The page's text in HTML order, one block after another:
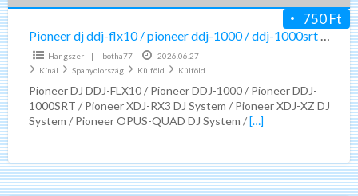
/
ddj-
1000srt
/
pioneer
xdj-
rx3
750 Ft
Pioneer dj ddj-flx10 / pioneer ddj-1000 / ddj-1000srt / pioneer xdj-rx3
Hangszer | botha77
2026.06.27
Kínál
Spanyolország Külföld Külföld
Pioneer DJ DDJ-FLX10 / Pioneer DDJ-1000 / Pioneer DDJ-
1000SRT / Pioneer XDJ-RX3 DJ System / Pioneer XDJ-XZ DJ
System / Pioneer OPUS-QUAD DJ System / […]